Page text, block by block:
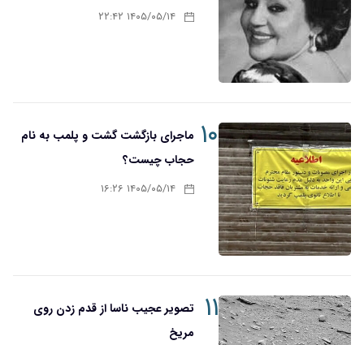
۱۴۰۵/۰۵/۱۴ ۲۲:۴۲
۱۰ ماجرای بازگشت گشت و پلمب به نام
حجاب چیست؟
۱۴۰۵/۰۵/۱۴ ۱۶:۲۶
۱۱
تصویر عجیب ناسا از قدم زدن روی
مریخ